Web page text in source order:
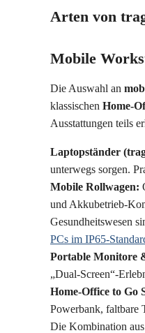
Arten von
Mobile
Die Auswahl an
klassischen Home-
Ausstattungen teils
Laptopständer
unterwegs sorgen.
Mobile Rollwagen:
und Akkubetrieb-
Gesundheitswesen
PCs im IP65-
Portable Monitore
„Dual-Screen“-
Home-Office to Go
Powerbank, faltbare
Die Kombination